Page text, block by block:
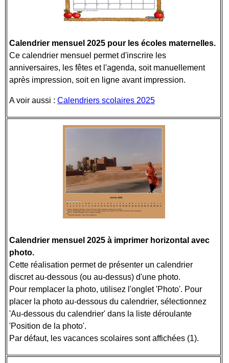
Calendrier mensuel 2025 pour les écoles maternelles.
Ce calendrier mensuel permet d'inscrire les
anniversaires, les fêtes et l'agenda, soit manuellement
après impression, soit en ligne avant impression.
A voir aussi : Calendriers scolaires 2025
Calendrier mensuel 2025 à imprimer horizontal avec
photo.
Cette réalisation permet de présenter un calendrier
discret au-dessous (ou au-dessus) d'une photo.
Pour remplacer la photo, utilisez l'onglet 'Photo'. Pour
placer la photo au-dessous du calendrier, sélectionnez
'Au-dessous du calendrier' dans la liste déroulante
'Position de la photo'.
Par défaut, les vacances scolaires sont affichées (1).